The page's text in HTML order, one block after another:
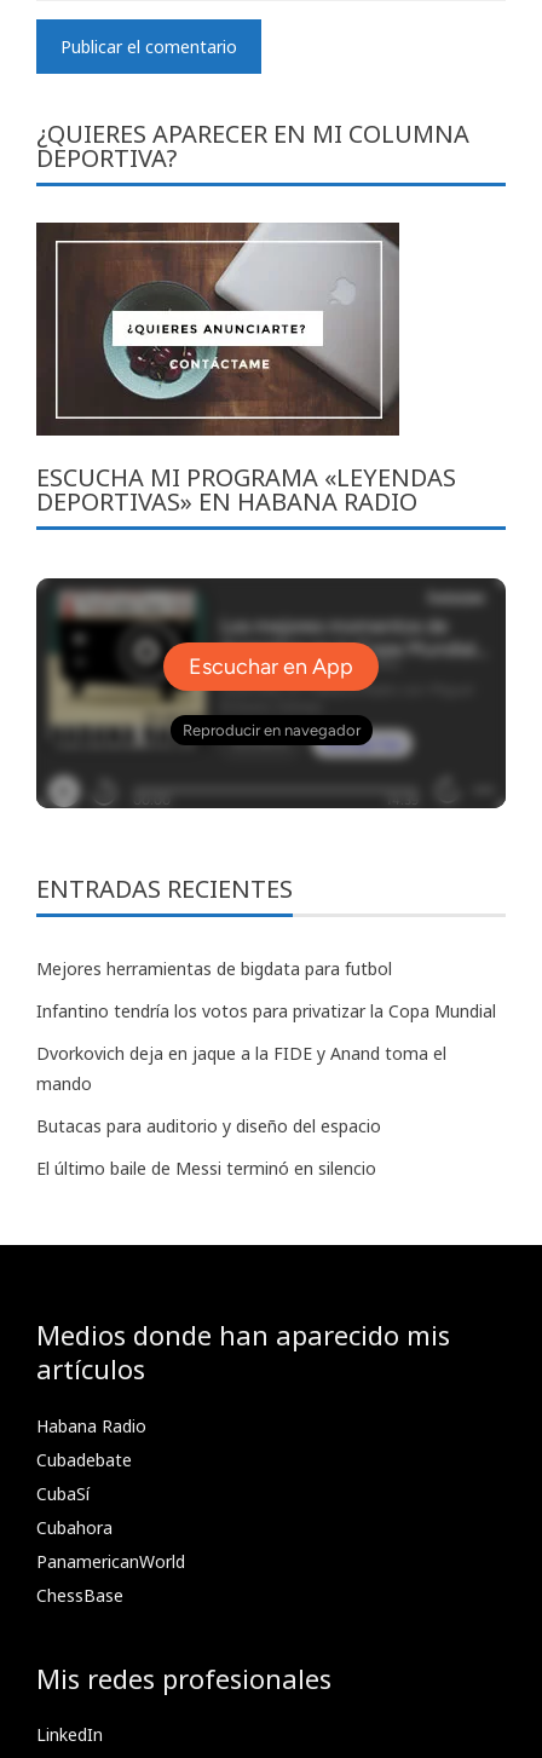
¿QUIERES APARECER EN MI COLUMNA
DEPORTIVA?
ESCUCHA MI PROGRAMA «LEYENDAS
DEPORTIVAS» EN HABANA RADIO
ENTRADAS RECIENTES
Mejores herramientas de bigdata para futbol
Infantino tendría los votos para privatizar la Copa Mundial
Dvorkovich deja en jaque a la FIDE y Anand toma el
mando
Butacas para auditorio y diseño del espacio
El último baile de Messi terminó en silencio
Medios donde han aparecido mis
artículos
Habana Radio
Cubadebate
CubaSí
Cubahora
PanamericanWorld
ChessBase
Mis redes profesionales
LinkedIn